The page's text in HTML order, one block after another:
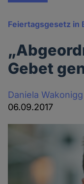
Feiertagsgesetz in
Gebet
Daniela Wakonigg
06.09.2017